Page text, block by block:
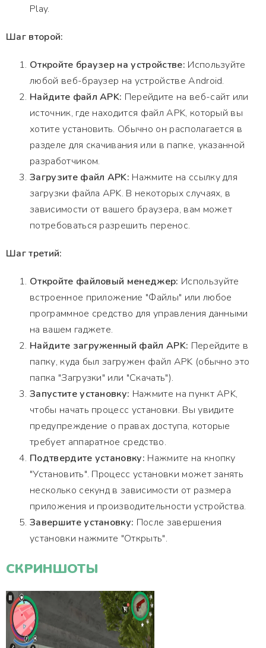
Play.
Шаг второй:
Откройте браузер на устройстве: Используйте
любой веб-браузер на устройстве Android.
Найдите файл APK: Перейдите на веб-сайт или
источник, где находится файл APK, который вы
хотите установить. Обычно он располагается в
разделе для скачивания или в папке, указанной
разработчиком.
Загрузите файл APK: Нажмите на ссылку для
загрузки файла APK. В некоторых случаях, в
зависимости от вашего браузера, вам может
потребоваться разрешить перенос.
Шаг третий:
Откройте файловый менеджер: Используйте
встроенное приложение "Файлы" или любое
программное средство для управления данными
на вашем гаджете.
Найдите загруженный файл APK: Перейдите в
папку, куда был загружен файл APK (обычно это
папка "Загрузки" или "Скачать").
Запустите установку: Нажмите на пункт APK,
чтобы начать процесс установки. Вы увидите
предупреждение о правах доступа, которые
требует аппаратное средство.
Подтвердите установку: Нажмите на кнопку
"Установить". Процесс установки может занять
несколько секунд в зависимости от размера
приложения и производительности устройства.
Завершите установку: После завершения
установки нажмите "Открыть".
СКРИНШОТЫ